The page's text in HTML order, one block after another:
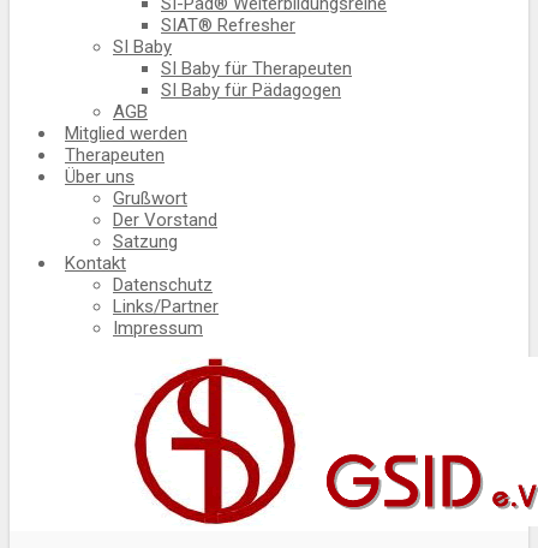
SIAT® Refresher
SI Baby
SI Baby für Therapeuten
SI Baby für Pädagogen
AGB
Mitglied werden
Therapeuten
Über uns
Grußwort
Der Vorstand
Satzung
Kontakt
Datenschutz
Links/Partner
Impressum